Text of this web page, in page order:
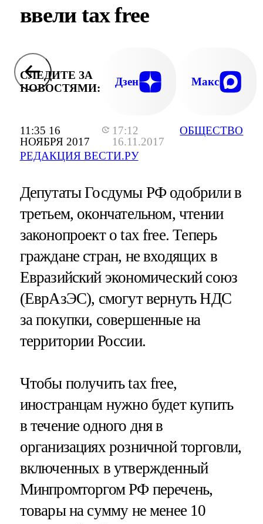
11:35 16
НОЯБРЯ 2017
17:12
16.11.2017
РЕДАКЦИЯ ВЕСТИ.РУ
ОБЩЕСТВО
ввели tax free
СЛЕДИТЕ ЗА
НОВОСТЯМИ:
Дзен Макс
Депутаты Госдумы РФ одобрили в
третьем, окончательном, чтении
законопроект о tax free. Теперь
граждане стран, не входящих в
Евразийский экономический союз
(ЕврАзЭС), смогут вернуть НДС
за покупки, совершенные на
территории России.
Чтобы получить tax free,
иностранцам нужно будет купить
в течение одного дня в
организациях розничной торговли,
включенных в утвержденный
Минпромторгом РФ перечень,
товары на сумму не менее 10